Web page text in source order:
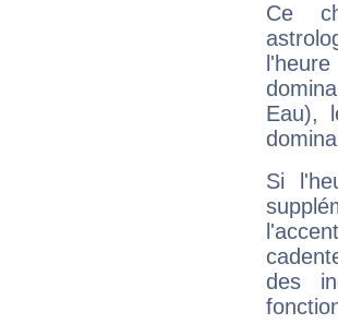
Ce
Eau),
Si
des